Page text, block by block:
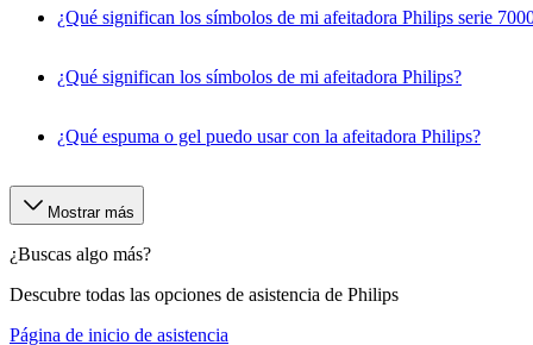
¿Qué significan los símbolos de mi afeitadora Philips serie
¿Qué significan los símbolos de mi afeitadora Philips?
¿Qué espuma o gel puedo usar con la afeitadora Philips?
Mostrar más
¿Buscas algo más?
Descubre todas las opciones de asistencia de Philips
Página de inicio de asistencia